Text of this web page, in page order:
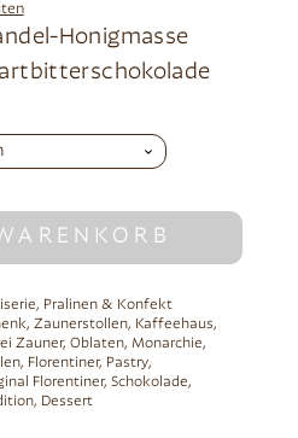
Honigmasse
, Pralinen & Konfekt
, Zaunerstollen, Kaffeehaus,
Zauner, Oblaten, Monarchie,
, Florentiner, Pastry,
Florentiner, Schokolade,
, Dessert